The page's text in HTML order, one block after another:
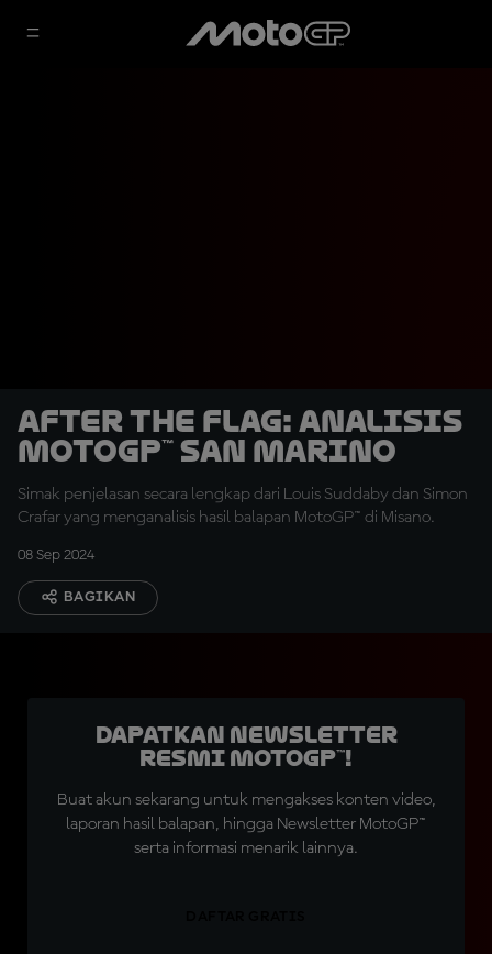
After the Flag: Analisis
MotoGP™ San Marino
Simak penjelasan secara lengkap dari Louis Suddaby dan Simon
Crafar yang menganalisis hasil balapan MotoGP™ di Misano.
08 Sep 2024
BAGIKAN
Dapatkan Newsletter
Resmi MotoGP™!
Buat akun sekarang untuk mengakses konten video,
laporan hasil balapan, hingga Newsletter MotoGP™
serta informasi menarik lainnya.